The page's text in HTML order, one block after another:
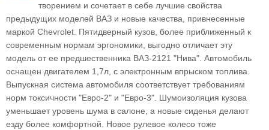
творением и сочетает в себе лучшие свойства
предыдущих моделей ВАЗ и новые качества, привнесенные
маркой Chevrolet. Пятидверный кузов, более приближенный к
современным нормам эргономики, выгодно отличает эту
модель от ее предшественника ВАЗ-2121 "Нива". Автомобиль
оснащен двигателем 1,7л, с электронным впрыском топлива.
Выпускная система автомобиля соответствует требованиям
норм токсичности "Евро-2" и "Евро-3". Шумоизоляция кузова
уменьшает уровень шума в салоне, а новые сиденья делают
езду более комфортной. Новое рулевое колесо тоже